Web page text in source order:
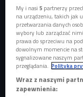
My i nasi5 partnerzy
na urządzeniu, takich jak
przetwarzania danych
wybory lub zarządzać
prawa do sprzeciwu na
dowolnym momencie na
sygnalizowane naszym
przeglądania. Polityka
Wraz z naszymi
zapewnienia: